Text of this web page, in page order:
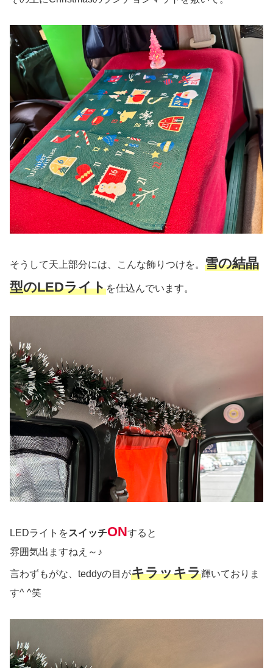
そうして天上部分には、こんな飾りつけを。 雪の結晶
型のLEDライトを仕込んでいます。
LEDライトをスイッチONすると
雰囲気出ますねえ～♪
言わずもがな、teddyの目がキラッキラ輝いておりま
す^ ^笑